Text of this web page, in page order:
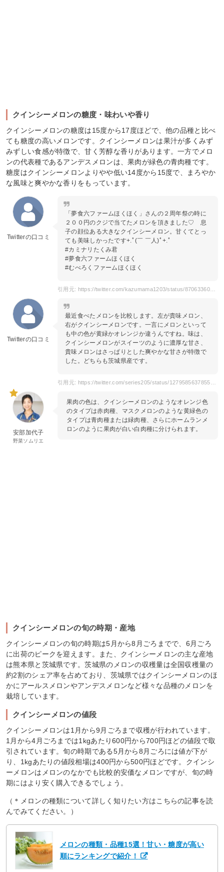
クインシーメロンの糖度・味わいや香り
クインシーメロンの糖度は15度から17度ほどで、他の品種と比べ
ても糖度の高いメロンです。クインシーメロンは果汁が多くみず
みずしい食感が特徴で、甘く芳醇な香りがあります。一方でメロ
ンの代表種であるアンデスメロンは、果肉が緑色の青肉種です。
糖度はクインシーメロンよりやや低い14度から15度で、まろやか
な風味と爽やかな香りをもっています。
Twitterの口コミ
「夢食六ファームほくほく」さんの２周年祭の時に
２００円のクジで当てたメロンを頂きました♡ 息
子の顔位ある大きなクインシーメロン。甘くてとっ
ても美味しかったです+.ﾟ(￣ ￣人)ﾟ+.ﾟ
#カミナリたくみ君
#夢食六ファームほくほく
#むべろくファームほくほく
引用元: https://twitter.com/kazumama1203/status/870633601708113920
Twitterの口コミ
最近食べたメロンを比較します。左が貴味メロン、
右がクインシーメロンです。一言にメロンといって
も中の色が黄緑かオレンジか違うんですね。味は、
クインシーメロンがスイーツのように濃厚な甘さ、
貴味メロンはさっぱりとした爽やかな甘さが特徴で
した。どちらも茨城県産です。
安部加代子
野菜ソムリエ
果肉の色は、クインシーメロンのようなオレンジ色
のタイプは赤肉種、マスクメロンのような黄緑色の
タイプは青肉種または緑肉種、さらにホームランメ
ロンのように果肉が白い白肉種に分けられます。
クインシーメロンの旬の時期・産地
クインシーメロンの旬の時期は5月から8月ごろまでで、6月ごろ
に出荷のピークを迎えます。また、クインシーメロンの主な産地
は熊本県と茨城県です。茨城県のメロンの収穫量は全国収穫量の
約2割のシェア率を占めており、茨城県ではクインシーメロンのほ
かにアールスメロンやアンデスメロンなど様々な品種のメロンを
栽培しています。
クインシーメロンの値段
クインシーメロンは1月から9月ごろまで収穫が行われています。
1月から4月ごろまでは1kgあたり600円から700円ほどの値段で取
引されています。旬の時期である5月から8月ごろには値が下が
り、1kgあたりの値段相場は400円から500円ほどです。クインシ
ーメロンはメロンのなかでも比較的安価なメロンですが、旬の時
期にはより安く購入できるでしょう。
（＊メロンの種類について詳しく知りたい方はこちらの記事を読
んでみてください。）
メロンの種類・品種15選！甘い・糖度が高い
順にランキングで紹介！